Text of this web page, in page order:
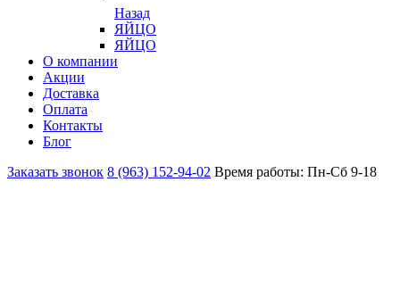
Назад
ЯЙЦО
ЯЙЦО
О компании
Акции
Доставка
Оплата
Контакты
Блог
Заказать звонок 8 (963) 152-94-02 Время работы: Пн-Сб 9-18